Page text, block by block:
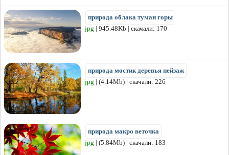
природа облака туман горы
jpg | 945.48Kb | скачали: 170
природа мостик деревья пейзаж
jpg | (4.14Mb) | скачали: 226
природа макро веточка
jpg | (5.84Mb) | скачали: 183